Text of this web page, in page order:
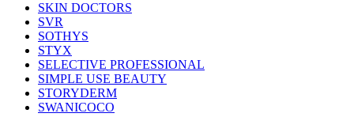
SKIN DOCTORS
SVR
SOTHYS
STYX
SELECTIVE PROFESSIONAL
SIMPLE USE BEAUTY
STORYDERM
SWANICOCO